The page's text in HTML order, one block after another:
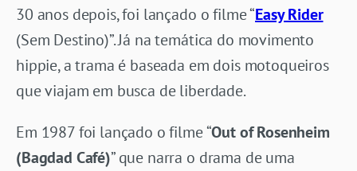
30 anos depois, foi lançado o filme “Easy Rider
(Sem Destino)”. Já na temática do movimento
hippie, a trama é baseada em dois motoqueiros
que viajam em busca de liberdade.
Em 1987 foi lançado o filme “Out of Rosenheim
(Bagdad Café)” que narra o drama de uma